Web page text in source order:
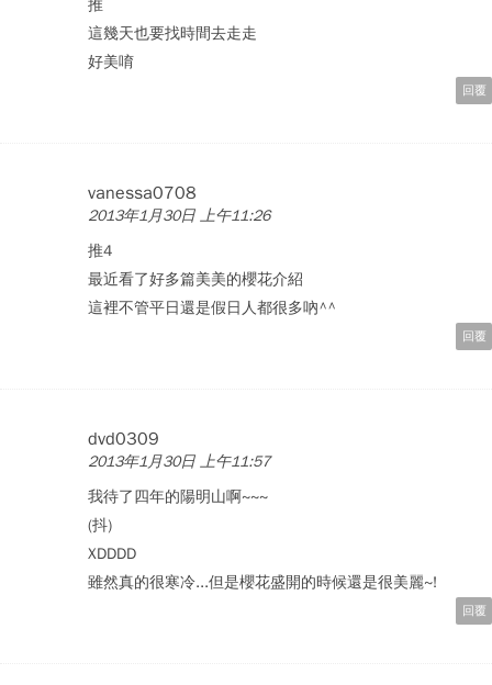
推
這幾天也要找時間去走走
好美唷
回覆
vanessa0708
2013年1月30日 上午11:26
推4
最近看了好多篇美美的櫻花介紹
這裡不管平日還是假日人都很多吶^^
回覆
dvd0309
2013年1月30日 上午11:57
我待了四年的陽明山啊~~~
(抖)
XDDDD
雖然真的很寒冷...但是櫻花盛開的時候還是很美麗~!
回覆